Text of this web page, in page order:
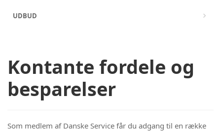
UDBUD
Kontante fordele og
besparelser
Som medlem af Danske Service får du adgang til en række